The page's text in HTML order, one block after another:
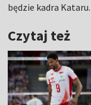
będzie kadra Kataru.
Czytaj też